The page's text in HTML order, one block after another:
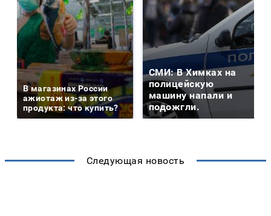
В магазинах России
ажиотаж из-за этого
продукта: что купить?
СМИ: В Химках на
полицейскую
машину напали и
подожгли.
Следующая новость